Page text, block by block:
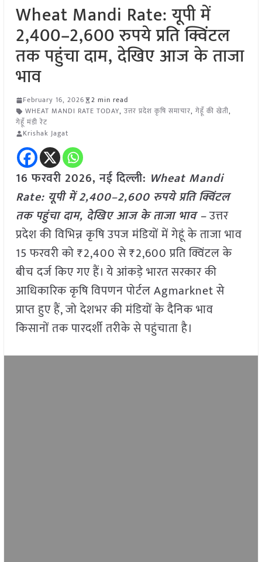
Wheat Mandi Rate: यूपी में
2,400–2,600 रुपये प्रति क्विंटल
तक पहुंचा दाम, देखिए आज के ताजा
भाव
February 16, 2026
2 min read
WHEAT MANDI RATE TODAY, उत्तर प्रदेश कृषि समाचार, गेहूँ की खेती,
गेहूँ मंडी रेट
Krishak Jagat
16 फरवरी 2026, नई दिल्ली: Wheat Mandi
Rate: यूपी में 2,400–2,600 रुपये प्रति क्विंटल
तक पहुंचा दाम, देखिए आज के ताजा भाव –उत्तर
प्रदेश की विभिन्न कृषि उपज मंडियों में गेहूं के ताजा भाव
15 फरवरी को ₹2,400 से ₹2,600 प्रति क्विंटल के
बीच दर्ज किए गए हैं। ये आंकड़े भारत सरकार की
आधिकारिक कृषि विपणन पोर्टल Agmarknet से
प्राप्त हुए हैं, जो देशभर की मंडियों के दैनिक भाव
किसानों तक पारदर्शी तरीके से पहुंचाता है।